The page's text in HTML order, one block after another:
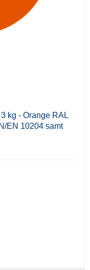
kg - Orange RAL
EN 10204 samt